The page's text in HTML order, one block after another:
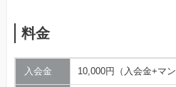
料金
入会金 10,000円（入会金+マ